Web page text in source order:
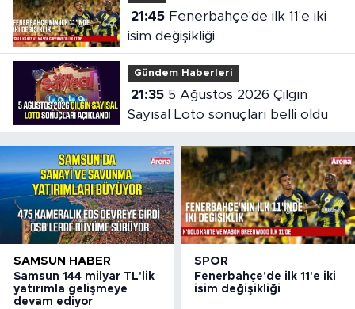
21:45Fenerbahçe'de ilk 11'e iki
isim değişikliği
Gündem Haberleri
21:355 Ağustos 2026 Çılgın
Sayısal Loto sonuçları belli oldu
SAMSUN HABER
Samsun 144 milyar TL'lik
yatırımla gelişmeye
devam ediyor
SPOR
Fenerbahçe'de ilk 11'e iki
isim değişikliği